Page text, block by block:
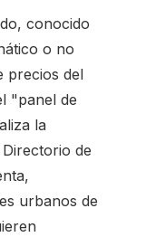
conocido
o no
precios del
"panel de
la
de
urbanos de